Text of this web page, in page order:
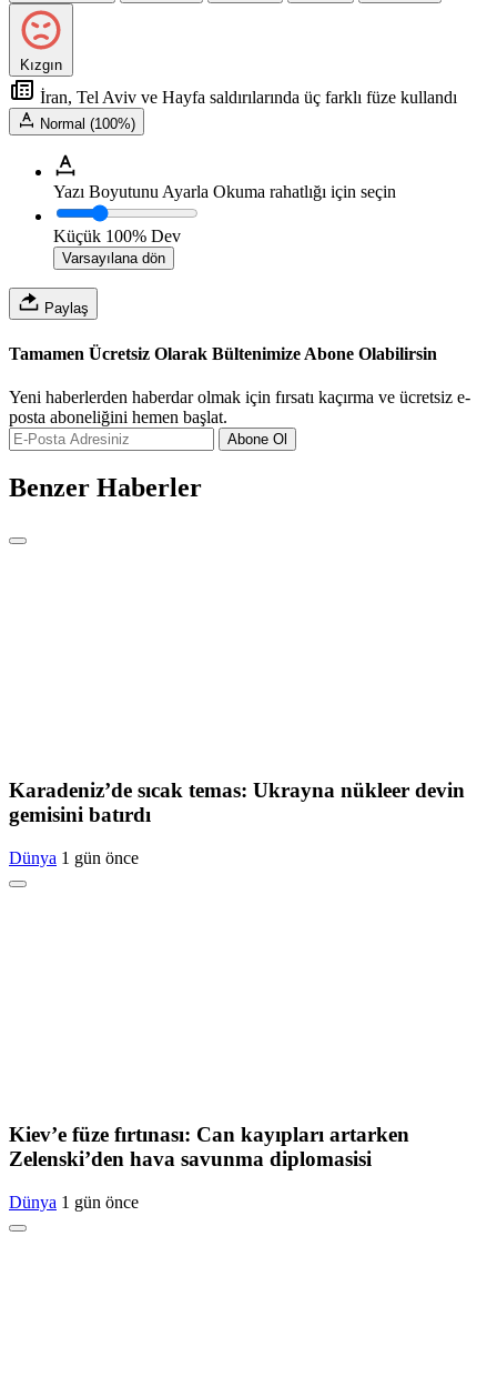
Kızgın
İran, Tel Aviv ve Hayfa saldırılarında üç farklı füze kullandı
Normal (100%)
Yazı Boyutunu Ayarla Okuma rahatlığı için seçin
Küçük 100% Dev
Varsayılana dön
Paylaş
Tamamen Ücretsiz Olarak Bültenimize Abone Olabilirsin
Yeni haberlerden haberdar olmak için fırsatı kaçırma ve ücretsiz e-
posta aboneliğini hemen başlat.
Abone Ol
Benzer Haberler
Karadeniz’de sıcak temas: Ukrayna nükleer devin
gemisini batırdı
Dünya 1 gün önce
Kiev’e füze fırtınası: Can kayıpları artarken
Zelenski’den hava savunma diplomasisi
Dünya 1 gün önce